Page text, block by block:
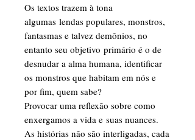
Os textos trazem à tona
algumas lendas populares, monstros,
fantasmas e talvez demônios, no
entanto seu objetivo primário é o de
desnudar a alma humana, identificar
os monstros que habitam em nós e
por fim, quem sabe?
Provocar uma reflexão sobre como
enxergamos a vida e suas nuances.
As histórias não são interligadas, cada